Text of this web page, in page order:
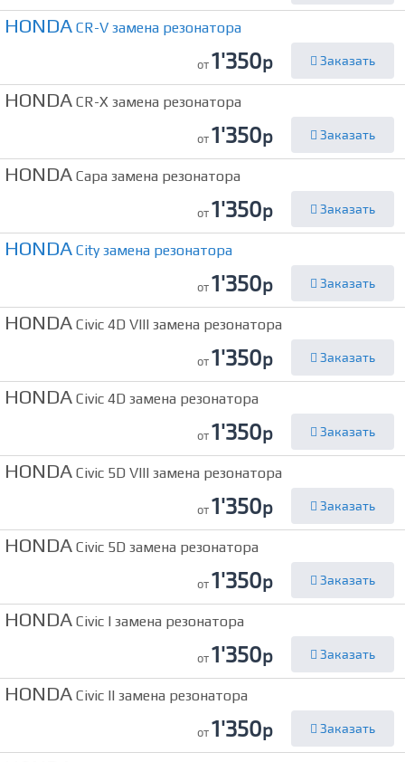
HONDA CR-V замена резонатора
от1'350р Заказать
HONDA CR-X замена резонатора
от1'350р Заказать
HONDA Capa замена резонатора
от1'350р Заказать
HONDA City замена резонатора
от1'350р Заказать
HONDA Civic 4D VIII замена резонатора
от1'350р Заказать
HONDA Civic 4D замена резонатора
от1'350р Заказать
HONDA Civic 5D VIII замена резонатора
от1'350р Заказать
HONDA Civic 5D замена резонатора
от1'350р Заказать
HONDA Civic I замена резонатора
от1'350р Заказать
HONDA Civic II замена резонатора
от1'350р Заказать